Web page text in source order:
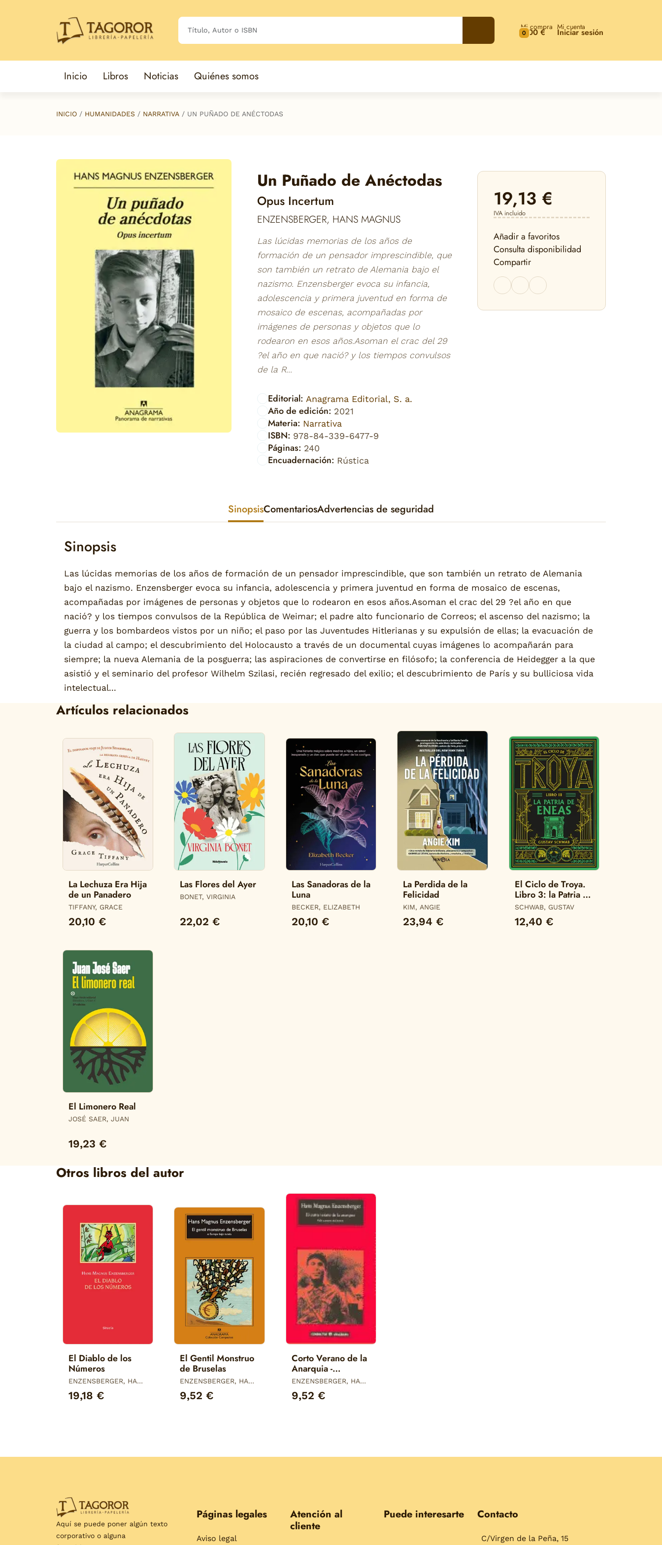
0
Mi compra
0,00 € Mi cuenta
Iniciar sesión
Inicio Libros Noticias Quiénes somos
INICIO HUMANIDADES NARRATIVA UN PUÑADO DE ANÉCTODAS
Un Puñado de Anéctodas
Opus Incertum
ENZENSBERGER, HANS MAGNUS
Las lúcidas memorias de los años de
formación de un pensador imprescindible, que
son también un retrato de Alemania bajo el
nazismo. Enzensberger evoca su infancia,
adolescencia y primera juventud en forma de
mosaico de escenas, acompañadas por
imágenes de personas y objetos que lo
rodearon en esos años.Asoman el crac del 29
?el año en que nació? y los tiempos convulsos
de la R...
Editorial: Anagrama Editorial, S. a.
Año de edición: 2021
Materia: Narrativa
ISBN: 978-84-339-6477-9
Páginas: 240
Encuadernación: Rústica
19,13 €
IVA incluido
Añadir a favoritos
Consulta disponibilidad
Compartir
SinopsisComentariosAdvertencias de seguridad
Sinopsis
Las lúcidas memorias de los años de formación de un pensador imprescindible, que son también un retrato de Alemania
bajo el nazismo. Enzensberger evoca su infancia, adolescencia y primera juventud en forma de mosaico de escenas,
acompañadas por imágenes de personas y objetos que lo rodearon en esos años.Asoman el crac del 29 ?el año en que
nació? y los tiempos convulsos de la República de Weimar; el padre alto funcionario de Correos; el ascenso del nazismo; la
guerra y los bombardeos vistos por un niño; el paso por las Juventudes Hitlerianas y su expulsión de ellas; la evacuación de
la ciudad al campo; el descubrimiento del Holocausto a través de un documental cuyas imágenes lo acompañarán para
siempre; la nueva Alemania de la posguerra; las aspiraciones de convertirse en filósofo; la conferencia de Heidegger a la que
asistió y el seminario del profesor Wilhelm Szilasi, recién regresado del exilio; el descubrimiento de París y su bulliciosa vida
intelectual...
Artículos relacionados
La Lechuza Era Hija
de un Panadero
TIFFANY, GRACE
20,10 €
Las Flores del Ayer
BONET, VIRGINIA
22,02 €
Las Sanadoras de la
Luna
BECKER, ELIZABETH
20,10 €
La Perdida de la
Felicidad
KIM, ANGIE
23,94 €
El Ciclo de Troya.
Libro 3: la Patria de
Eneas
SCHWAB, GUSTAV
12,40 €
El Limonero Real
JOSÉ SAER, JUAN
19,23 €
Otros libros del autor
El Diablo de los
Números
ENZENSBERGER, HANS
19,18 €
El Gentil Monstruo
de Bruselas
ENZENSBERGER, HANS
9,52 €
Corto Verano de la
Anarquia -
Comp/274
ENZENSBERGER, HANS
9,52 €
Aquí se puede poner algún texto
corporativo o alguna
Páginas legales
Aviso legal
Atención al
cliente
Puede interesarte Contacto
C/Virgen de la Peña, 15